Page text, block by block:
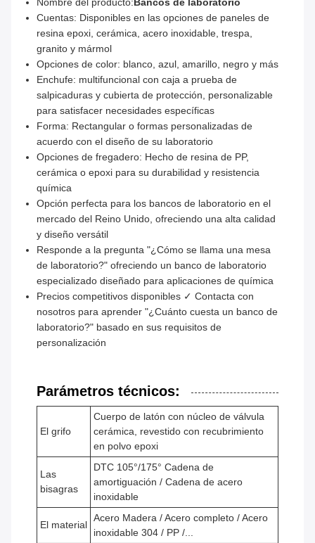
Nombre del producto:Bancos de laboratorio
Cuentas: Disponibles en las opciones de paneles de
resina epoxi, cerámica, acero inoxidable, trespa,
granito y mármol
Opciones de color: blanco, azul, amarillo, negro y más
Enchufe: multifuncional con caja a prueba de
salpicaduras y cubierta de protección, personalizable
para satisfacer necesidades específicas
Forma: Rectangular o formas personalizadas de
acuerdo con el diseño de su laboratorio
Opciones de fregadero: Hecho de resina de PP,
cerámica o epoxi para su durabilidad y resistencia
química
Opción perfecta para los bancos de laboratorio en el
mercado del Reino Unido, ofreciendo una alta calidad
y diseño versátil
Responde a la pregunta "¿Cómo se llama una mesa
de laboratorio?" ofreciendo un banco de laboratorio
especializado diseñado para aplicaciones de química
Precios competitivos disponibles ✓ Contacta con
nosotros para aprender "¿Cuánto cuesta un banco de
laboratorio?" basado en sus requisitos de
personalización
Parámetros técnicos:
El grifo
Cuerpo de latón con núcleo de válvula
cerámica, revestido con recubrimiento
en polvo epoxi
Las
bisagras
DTC 105°/175° Cadena de
amortiguación / Cadena de acero
inoxidable
El material
Acero Madera / Acero completo / Acero
inoxidable 304 / PP /...